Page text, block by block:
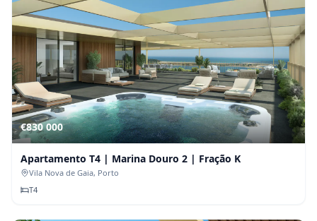
€830 000
Apartamento T4 | Marina Douro 2 | Fração K
Vila Nova de Gaia, Porto
T4